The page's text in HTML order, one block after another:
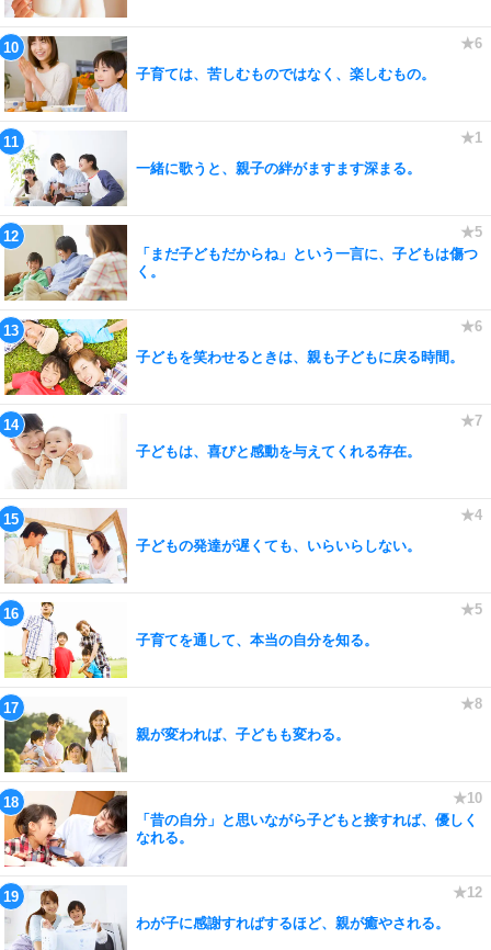
子育ては、苦しむものではなく、楽しむもの。
一緒に歌うと、親子の絆がますます深まる。
「まだ子どもだからね」という一言に、子どもは傷つ
く。
子どもを笑わせるときは、親も子どもに戻る時間。
子どもは、喜びと感動を与えてくれる存在。
子どもの発達が遅くても、いらいらしない。
子育てを通して、本当の自分を知る。
親が変われば、子どもも変わる。
「昔の自分」と思いながら子どもと接すれば、優しく
なれる。
わが子に感謝すればするほど、親が癒やされる。